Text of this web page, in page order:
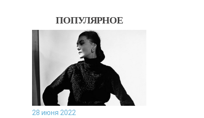
ПОПУЛЯРНОЕ
28 июня 2022